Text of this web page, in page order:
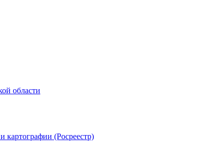
области
картографии (Росреестр)